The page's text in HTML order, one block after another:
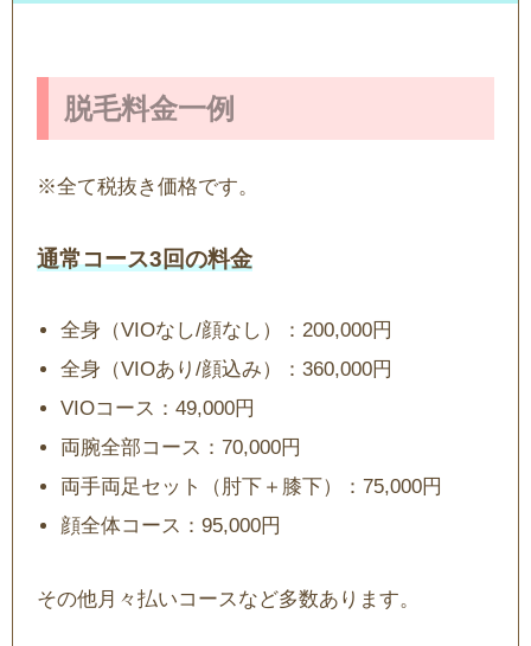
脱毛料金一例
※全て税抜き価格です。
通常コース3回の料金
全身（VIOなし/顔なし）：200,000円
全身（VIOあり/顔込み）：360,000円
VIOコース：49,000円
両腕全部コース：70,000円
両手両足セット（肘下＋膝下）：75,000円
顔全体コース：95,000円
その他月々払いコースなど多数あります。